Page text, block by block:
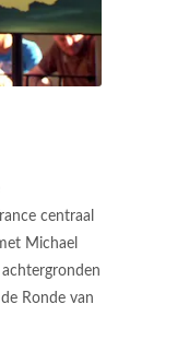
centraal
Michael
Ronde van